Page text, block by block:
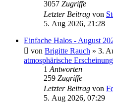
3057 Zugriffe
Letzter Beitrag von
5. Aug 2026, 21:28
Einfache Halos - August
von Brigitte Rauch » 3.
atmosphärische
1 Antworten
259 Zugriffe
Letzter Beitrag von
5. Aug 2026, 07:29